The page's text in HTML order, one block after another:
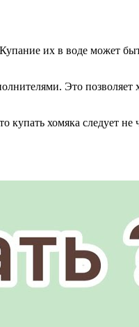
их в воде может
Это позволяет
хомяка следует не